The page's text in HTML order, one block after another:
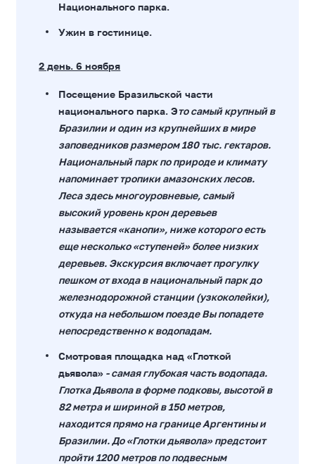
Национального парка.
Ужин в гостинице.
2 день. 6 ноября
Посещение Бразильской части
национального парка. Это самый крупный в
Бразилии и один из крупнейших в мире
заповедников размером 180 тыс. гектаров.
Национальный парк по природе и климату
напоминает тропики амазонских лесов.
Леса здесь многоуровневые, самый
высокий уровень крон деревьев
называется «канопи», ниже которого есть
еще несколько «ступеней» более низких
деревьев. Экскурсия включает прогулку
пешком от входа в национальный парк до
железнодорожной станции (узкоколейки),
откуда на небольшом поезде Вы попадете
непосредственно к водопадам.
Смотровая площадка над «Глоткой
дьявола» - самая глубокая часть водопада.
Глотка Дьявола в форме подковы, высотой в
82 метра и шириной в 150 метров,
находится прямо на границе Аргентины и
Бразилии. До «Глотки дьявола» предстоит
пройти 1200 метров по подвесным